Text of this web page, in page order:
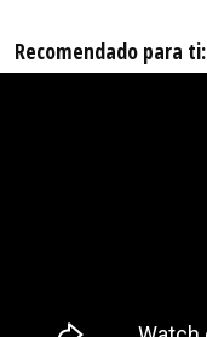
Recomendado para ti: